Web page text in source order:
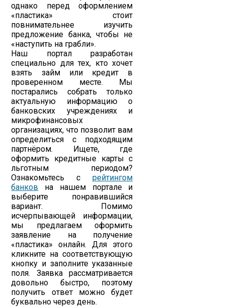
однако перед оформлением
«пластика» стоит
повнимательнее изучить
предложение банка, чтобы не
«наступить на грабли».
Наш портал разработан
специально для тех, кто хочет
взять займ или кредит в
проверенном месте. Мы
постарались собрать только
актуальную информацию о
банковских учреждениях и
микрофинансовых
организациях, что позволит вам
определиться с подходящим
партнёром. Ищете, где
оформить кредитные карты с
льготным периодом?
Ознакомьтесь срейтингом
банков на нашем портале и
выберите понравившийся
вариант. Помимо
исчерпывающей информации,
мы предлагаем оформить
заявление на получение
«пластика» онлайн. Для этого
кликните на соответствующую
кнопку и заполните указанные
поля. Заявка рассматривается
довольно быстро, поэтому
получить ответ можно будет
буквально через день.